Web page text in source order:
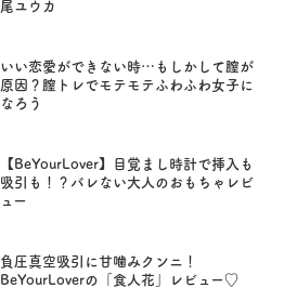
尾ユウカ
いい恋愛ができない時…もしかして膣が
原因？膣トレでモテモテふわふわ女子に
なろう
【BeYourLover】目覚まし時計で挿入も
吸引も！？バレない大人のおもちゃレビ
ュー
負圧真空吸引に甘噛みクンニ！
BeYourLoverの「食人花」レビュー♡